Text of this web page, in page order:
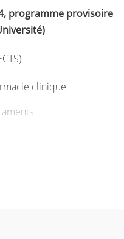
programme provisoire
clinique